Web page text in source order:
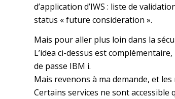
d’application d’IWS : liste de
status « future consideration ».
Mais pour aller plus loin dans la
L’idea ci-dessus est
de passe IBM i.
Mais revenons à ma demande, et
Certains services ne sont accessible